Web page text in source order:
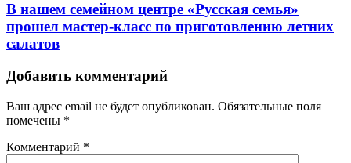
В нашем семейном центре «Русская семья»
прошел мастер-класс по приготовлению летних
салатов
Добавить комментарий
Ваш адрес email не будет опубликован. Обязательные поля
помечены *
Комментарий *